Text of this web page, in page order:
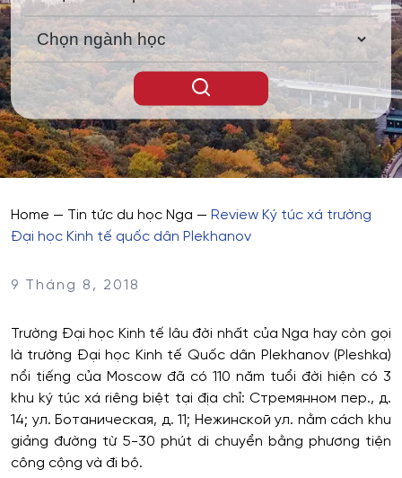
Home — Tin tức du học Nga — Review Ký túc xá trường
Đại học Kinh tế quốc dân Plekhanov
9 Tháng 8, 2018
Trường Đại học Kinh tế lâu đời nhất của Nga hay còn gọi
là trường Đại học Kinh tế Quốc dân Plekhanov (Pleshka)
nổi tiếng của Moscow đã có 110 năm tuổi đời hiện có 3
khu ký túc xá riêng biệt tại địa chỉ: Стремянном пер., д.
14; ул. Ботаническая, д. 11; Нежинской ул. nằm cách khu
giảng đường từ 5-30 phút di chuyển bằng phương tiện
công cộng và đi bộ.